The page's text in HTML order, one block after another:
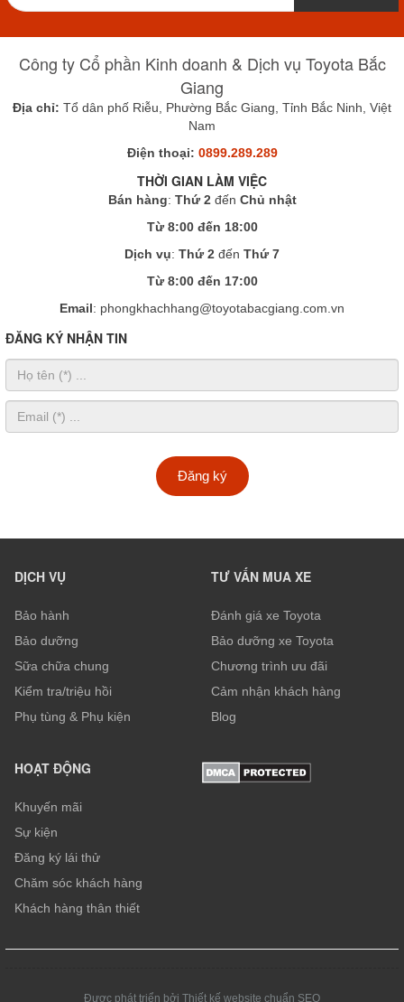
Công ty Cổ phần Kinh doanh & Dịch vụ Toyota Bắc
Giang
Địa chỉ: Tổ dân phố Riễu, Phường Bắc Giang, Tỉnh Bắc Ninh, Việt
Nam
Điện thoại: 0899.289.289
THỜI GIAN LÀM VIỆC
Bán hàng: Thứ 2đến Chủ nhật
Từ 8:00 đến 18:00
Dịch vụ: Thứ 2 đến Thứ 7
Từ 8:00 đến 17:00
Email: phongkhachhang@toyotabacgiang.com.vn
ĐĂNG KÝ NHẬN TIN
Đăng ký
DỊCH VỤ
Bảo hành
Bảo dưỡng
Sữa chữa chung
Kiểm tra/triệu hồi
Phụ tùng & Phụ kiện
TƯ VẤN MUA XE
Đánh giá xe Toyota
Bảo dưỡng xe Toyota
Chương trình ưu đãi
Cảm nhận khách hàng
Blog
HOẠT ĐỘNG
Khuyến mãi
Sự kiện
Đăng ký lái thử
Chăm sóc khách hàng
Khách hàng thân thiết
Được phát triển bởi Thiết kế website chuẩn SEO